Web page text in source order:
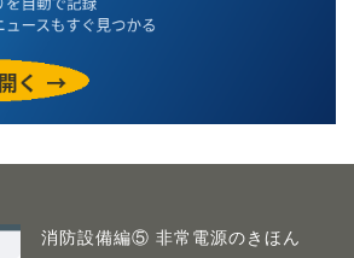
消防設備編⑤ 非常電源のきほん